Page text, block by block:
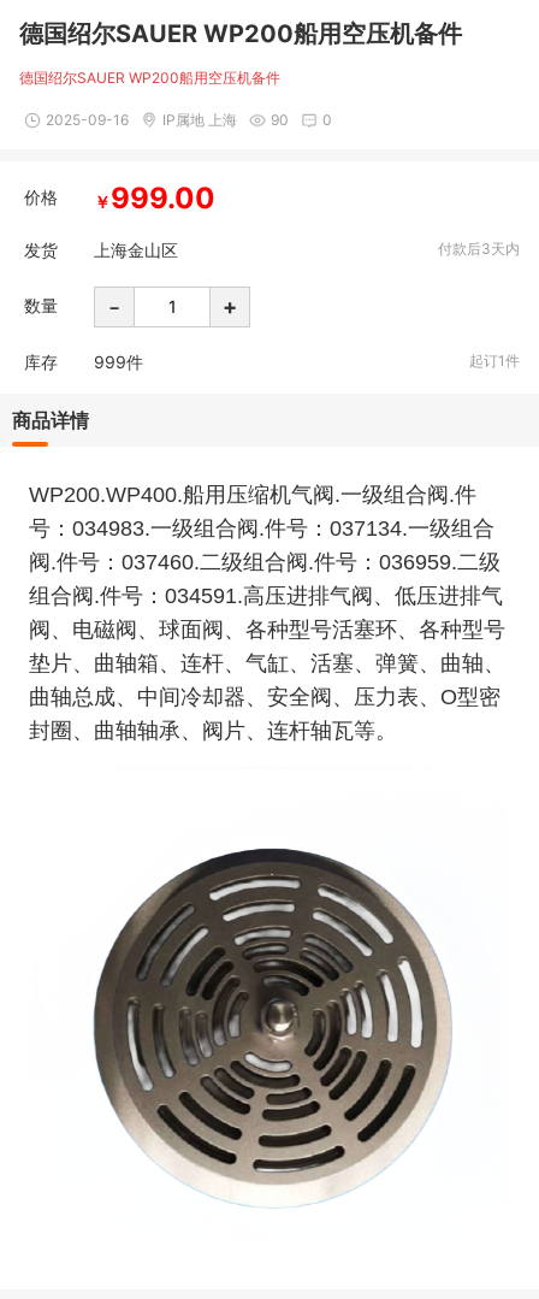
德国绍尔SAUER WP200船用空压机备件
德国绍尔SAUER WP200船用空压机备件
2025-09-16 IP属地 上海 90 0
价格 ￥999.00
发货 上海金山区 付款后3天内
数量 - +
库存 999件 起订1件
商品详情
WP200.WP400.船用压缩机气阀.一级组合阀.件
号：034983.一级组合阀.件号：037134.一级组合
阀.件号：037460.二级组合阀.件号：036959.二级
组合阀.件号：034591.高压进排气阀、低压进排气
阀、电磁阀、球面阀、各种型号活塞环、各种型号
垫片、曲轴箱、连杆、气缸、活塞、弹簧、曲轴、
曲轴总成、中间冷却器、安全阀、压力表、O型密
封圈、曲轴轴承、阀片、连杆轴瓦等。